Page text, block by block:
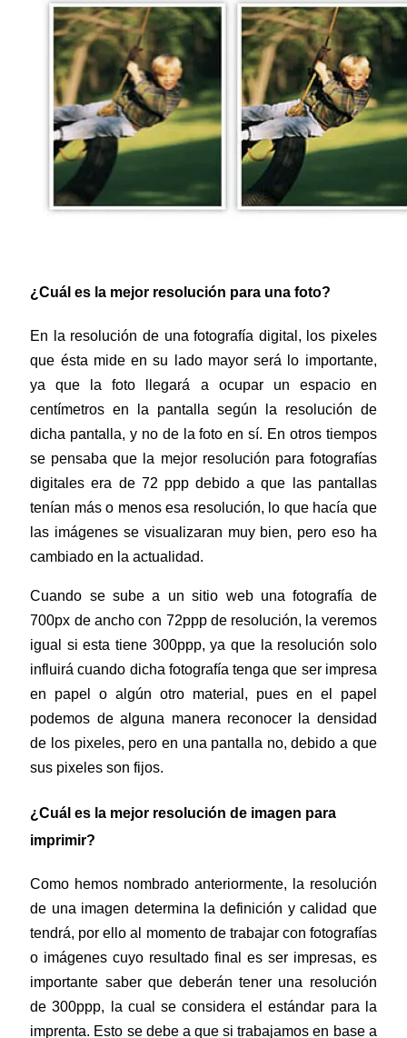
¿Cuál es la mejor resolución para una foto?
En la resolución de una fotografía digital, los pixeles
que ésta mide en su lado mayor será lo importante,
ya que la foto llegará a ocupar un espacio en
centímetros en la pantalla según la resolución de
dicha pantalla, y no de la foto en sí. En otros tiempos
se pensaba que la mejor resolución para fotografías
digitales era de 72 ppp debido a que las pantallas
tenían más o menos esa resolución, lo que hacía que
las imágenes se visualizaran muy bien, pero eso ha
cambiado en la actualidad.
Cuando se sube a un sitio web una fotografía de
700px de ancho con 72ppp de resolución, la veremos
igual si esta tiene 300ppp, ya que la resolución solo
influirá cuando dicha fotografía tenga que ser impresa
en papel o algún otro material, pues en el papel
podemos de alguna manera reconocer la densidad
de los pixeles, pero en una pantalla no, debido a que
sus pixeles son fijos.
¿Cuál es la mejor resolución de imagen para
imprimir?
Como hemos nombrado anteriormente, la resolución
de una imagen determina la definición y calidad que
tendrá, por ello al momento de trabajar con fotografías
o imágenes cuyo resultado final es ser impresas, es
importante saber que deberán tener una resolución
de 300ppp, la cual se considera el estándar para la
imprenta. Esto se debe a que si trabajamos en base a